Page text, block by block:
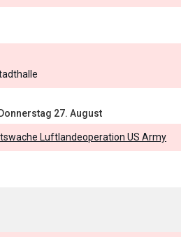
Donnerstag 27. August
Luftlandeoperation US Army